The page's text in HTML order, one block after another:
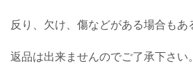
反り、欠け、傷などがある場合もあ
返品は出来ませんのでご了承下さい。